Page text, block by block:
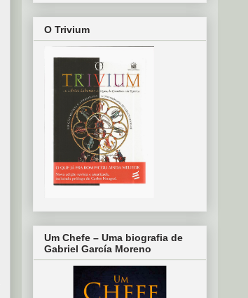
O Trivium
Um Chefe – Uma biografia de
Gabriel García Moreno